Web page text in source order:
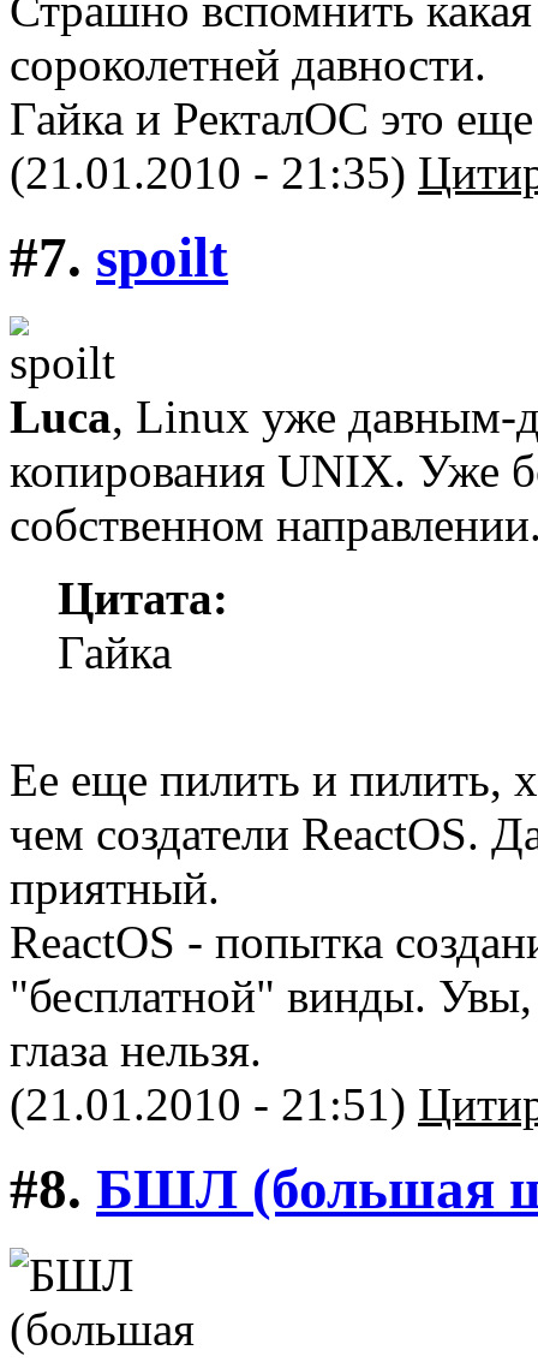
сороколетней давности.
Гайка и РекталОС это
(21.01.2010 - 21:35)
#7. spoilt
Luca, Linux уже давным-
копирования UNIX. Уже
собственном
Цитата:
Гайка
Ее еще пилить и пилить,
чем создатели ReactOS.
приятный.
ReactOS - попытка
"бесплатной" винды. Увы,
глаза нельзя.
(21.01.2010 - 21:51)
#8. БШЛ (большая